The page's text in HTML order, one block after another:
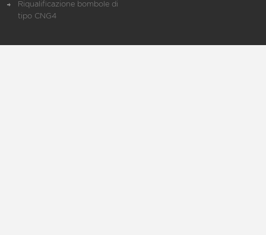
Riqualificazione bombole di
tipo CNG4